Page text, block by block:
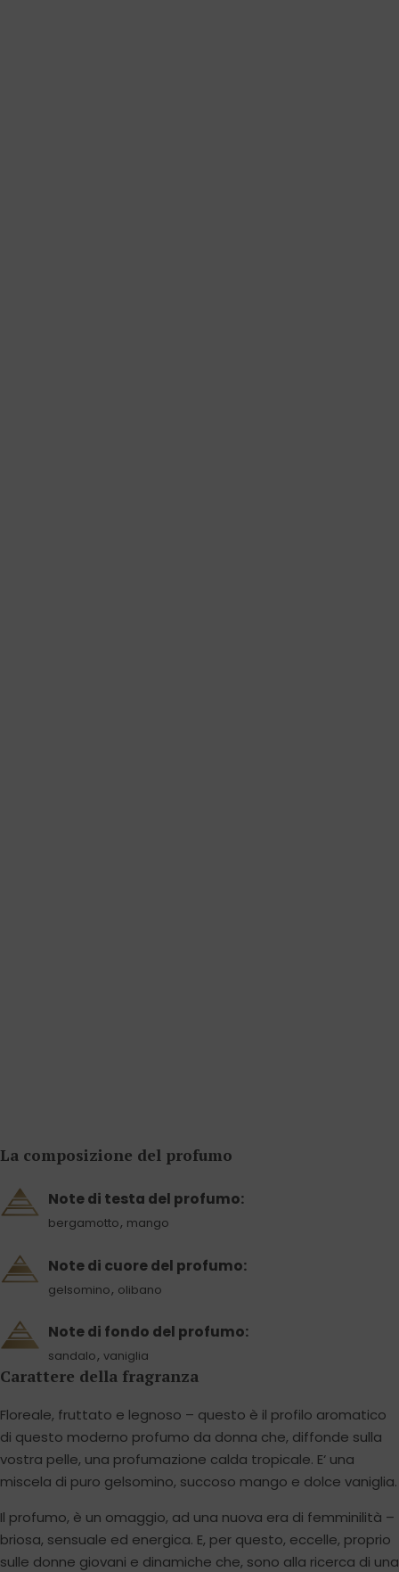
La composizione del profumo
Note di testa del profumo:
bergamotto, mango
Note di cuore del profumo:
gelsomino, olibano
Note di fondo del profumo:
sandalo, vaniglia
Carattere della fragranza
Floreale, fruttato e legnoso – questo è il profilo aromatico
di questo moderno profumo da donna che, diffonde sulla
vostra pelle, una profumazione calda tropicale. E‘ una
miscela di puro gelsomino, succoso mango e dolce vaniglia.
Il profumo, è un omaggio, ad una nuova era di femminilità –
briosa, sensuale ed energica. E, per questo, eccelle, proprio
sulle donne giovani e dinamiche che, sono alla ricerca di una